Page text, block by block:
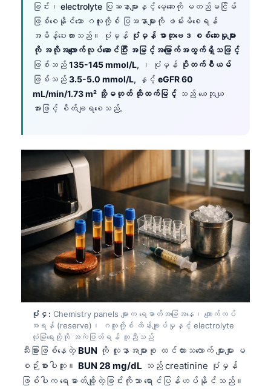
ခြင်း၊ electrolyte ပြဿနာများနှင့် မေ့ဆေးကို မတည်မငြိမ်
ဖြစ်စေနိုင်သော ဂလူးကို့စ် ပြဿနာများကို ဖမ်းမိစေရန်
အမိန့်ပေးထားသည်။ ပုံမှန် ပုံမှန် ဓာတုဗေဒ စစ်ဆေးမှုများ
ကို အလိုအလျောက်လုပ်ဆောင်ပြီး အမြင့်အမြောက်အထွက်ရှိသဖြင့်
ဖြစ်သည် 135-145 mmol/L, ၊ ပုံမှန် ပိုတက်စီယမ်
ဖြစ်သည် 3.5-5.0 mmol/L, နှင့် eGFR 60
mL/min/1.73 m² သို့မဟုတ် ထိုထက်မြင့် သည် ယေဘုယျ
အားဖြင့် စိတ်ချရစေသည်.
ပုံ ၄: Chemistry panels များက ရေဓာတ်အခြေအနေ၊ ကျောက်ကပ်
အရန် (reserve)၊ ဂလူးကို့စ် ထိန်းချုပ်မှုနှင့် electrolyte
လုံခြုံရေးတို့ကို အကဲဖြတ်ရန် ကူညီသည်
သီးခြားဖြစ်နေတဲ့ BUN ကို လူနာအများစု ထင်ထားသလောက် များများ မ
စဉ်းစားပါဘူး။ BUN 28 mg/dL သည် creatinine ပုံမှန်
ဖြစ်ပါက ရေဓာတ်ချို့တဲ့ခြင်းကိုသာ ရောင်ပြန်ဟပ်နိုင်သည်။